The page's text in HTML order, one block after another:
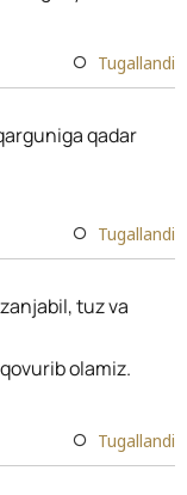
Tugallandi
qadar
Tugallandi
tuz va
olamiz.
Tugallandi